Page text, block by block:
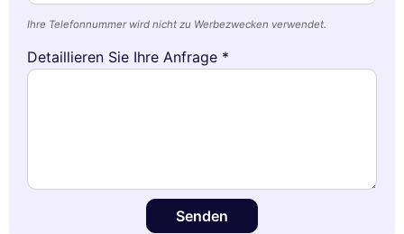
Ihre Telefonnummer wird nicht zu Werbezwecken verwendet.
Detaillieren Sie Ihre Anfrage *
Senden